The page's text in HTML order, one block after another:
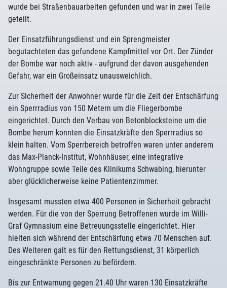
wurde bei Straßenbauarbeiten gefunden und war in zwei Teile
geteilt.
Der Einsatzführungsdienst und ein Sprengmeister
begutachteten das gefundene Kampfmittel vor Ort. Der Zünder
der Bombe war noch aktiv - aufgrund der davon ausgehenden
Gefahr, war ein Großeinsatz unausweichlich.
Zur Sicherheit der Anwohner wurde für die Zeit der Entschärfung
ein Sperrradius von 150 Metern um die Fliegerbombe
eingerichtet. Durch den Verbau von Betonblocksteine um die
Bombe herum konnten die Einsatzkräfte den Sperrradius so
klein halten. Vom Sperrbereich betroffen waren unter anderem
das Max-Planck-Institut, Wohnhäuser, eine integrative
Wohngruppe sowie Teile des Klinikums Schwabing, hierunter
aber glücklicherweise keine Patientenzimmer.
Insgesamt mussten etwa 400 Personen in Sicherheit gebracht
werden. Für die von der Sperrung Betroffenen wurde im Willi-
Graf Gymnasium eine Betreuungsstelle eingerichtet. Hier
hielten sich während der Entschärfung etwa 70 Menschen auf.
Des Weiteren galt es für den Rettungsdienst, 31 körperlich
eingeschränkte Personen zu befördern.
Bis zur Entwarnung gegen 21.40 Uhr waren 130 Einsatzkräfte